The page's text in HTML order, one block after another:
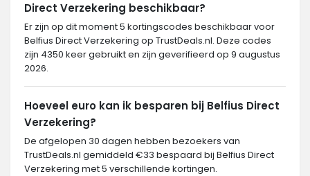
Direct Verzekering beschikbaar?
Er zijn op dit moment 5 kortingscodes beschikbaar voor
Belfius Direct Verzekering op TrustDeals.nl. Deze codes
zijn 4350 keer gebruikt en zijn geverifieerd op 9 augustus
2026.
Hoeveel euro kan ik besparen bij Belfius Direct
Verzekering?
De afgelopen 30 dagen hebben bezoekers van
TrustDeals.nl gemiddeld €33 bespaard bij Belfius Direct
Verzekering met 5 verschillende kortingen.